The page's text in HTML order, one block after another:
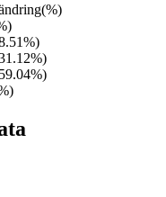
(%)
%)
%)
%)